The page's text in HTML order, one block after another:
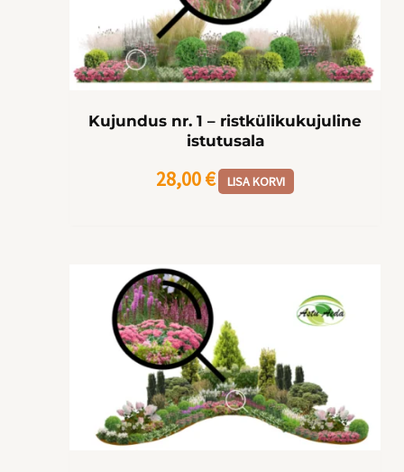
Kujundus nr. 1 – ristkülikukujuline
istutusala
28,00€ LISA KORVI